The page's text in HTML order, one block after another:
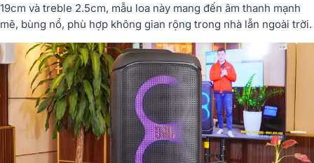
19cm và treble 2.5cm, mẫu loa này mang đến âm thanh mạnh
mẽ, bùng nổ, phù hợp không gian rộng trong nhà lẫn ngoài trời.